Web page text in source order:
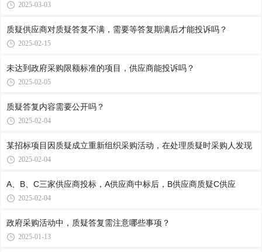
2025-03-03
质疑供应商对质疑答复不满，需要等答复期满后才能投诉吗？
2025-02-15
未达到政府采购限额标准的项目，供应商能投诉吗？
2025-02-05
质疑答复内容需要公开吗？
2025-02-04
某招标项目因质疑成立重新组织采购活动，在处理质疑时采购人发现
2025-02-04
A、B、C三家供应商投标，A供应商中标后，B供应商质疑C供应
2025-02-04
政府采购活动中，质疑答复需注意哪些事项？
2025-01-13